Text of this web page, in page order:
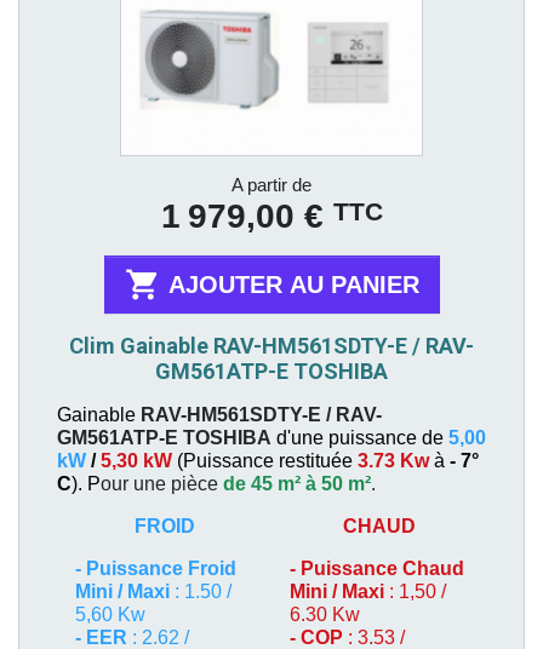
A partir de
1 979,00 € TTC
 AJOUTER AU PANIER
Clim Gainable RAV-HM561SDTY-E / RAV-
GM561ATP-E TOSHIBA
Gainable RAV-HM561SDTY-E / RAV-
GM561ATP-E TOSHIBA d'une puissance de 5,00
kW /5,30 kW (Puissance restituée 3.73 Kwà - 7°
C). Pour une pièce de 45 m² à 50 m².
FROID
- Puissance Froid
Mini / Maxi : 1.50 /
5,60 Kw
- EER : 2.62 /
CHAUD
- Puissance Chaud
Mini / Maxi : 1,50 /
6.30 Kw
- COP : 3.53 /